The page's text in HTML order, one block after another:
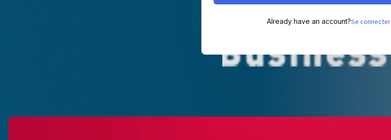
Already have an account?Se connecter